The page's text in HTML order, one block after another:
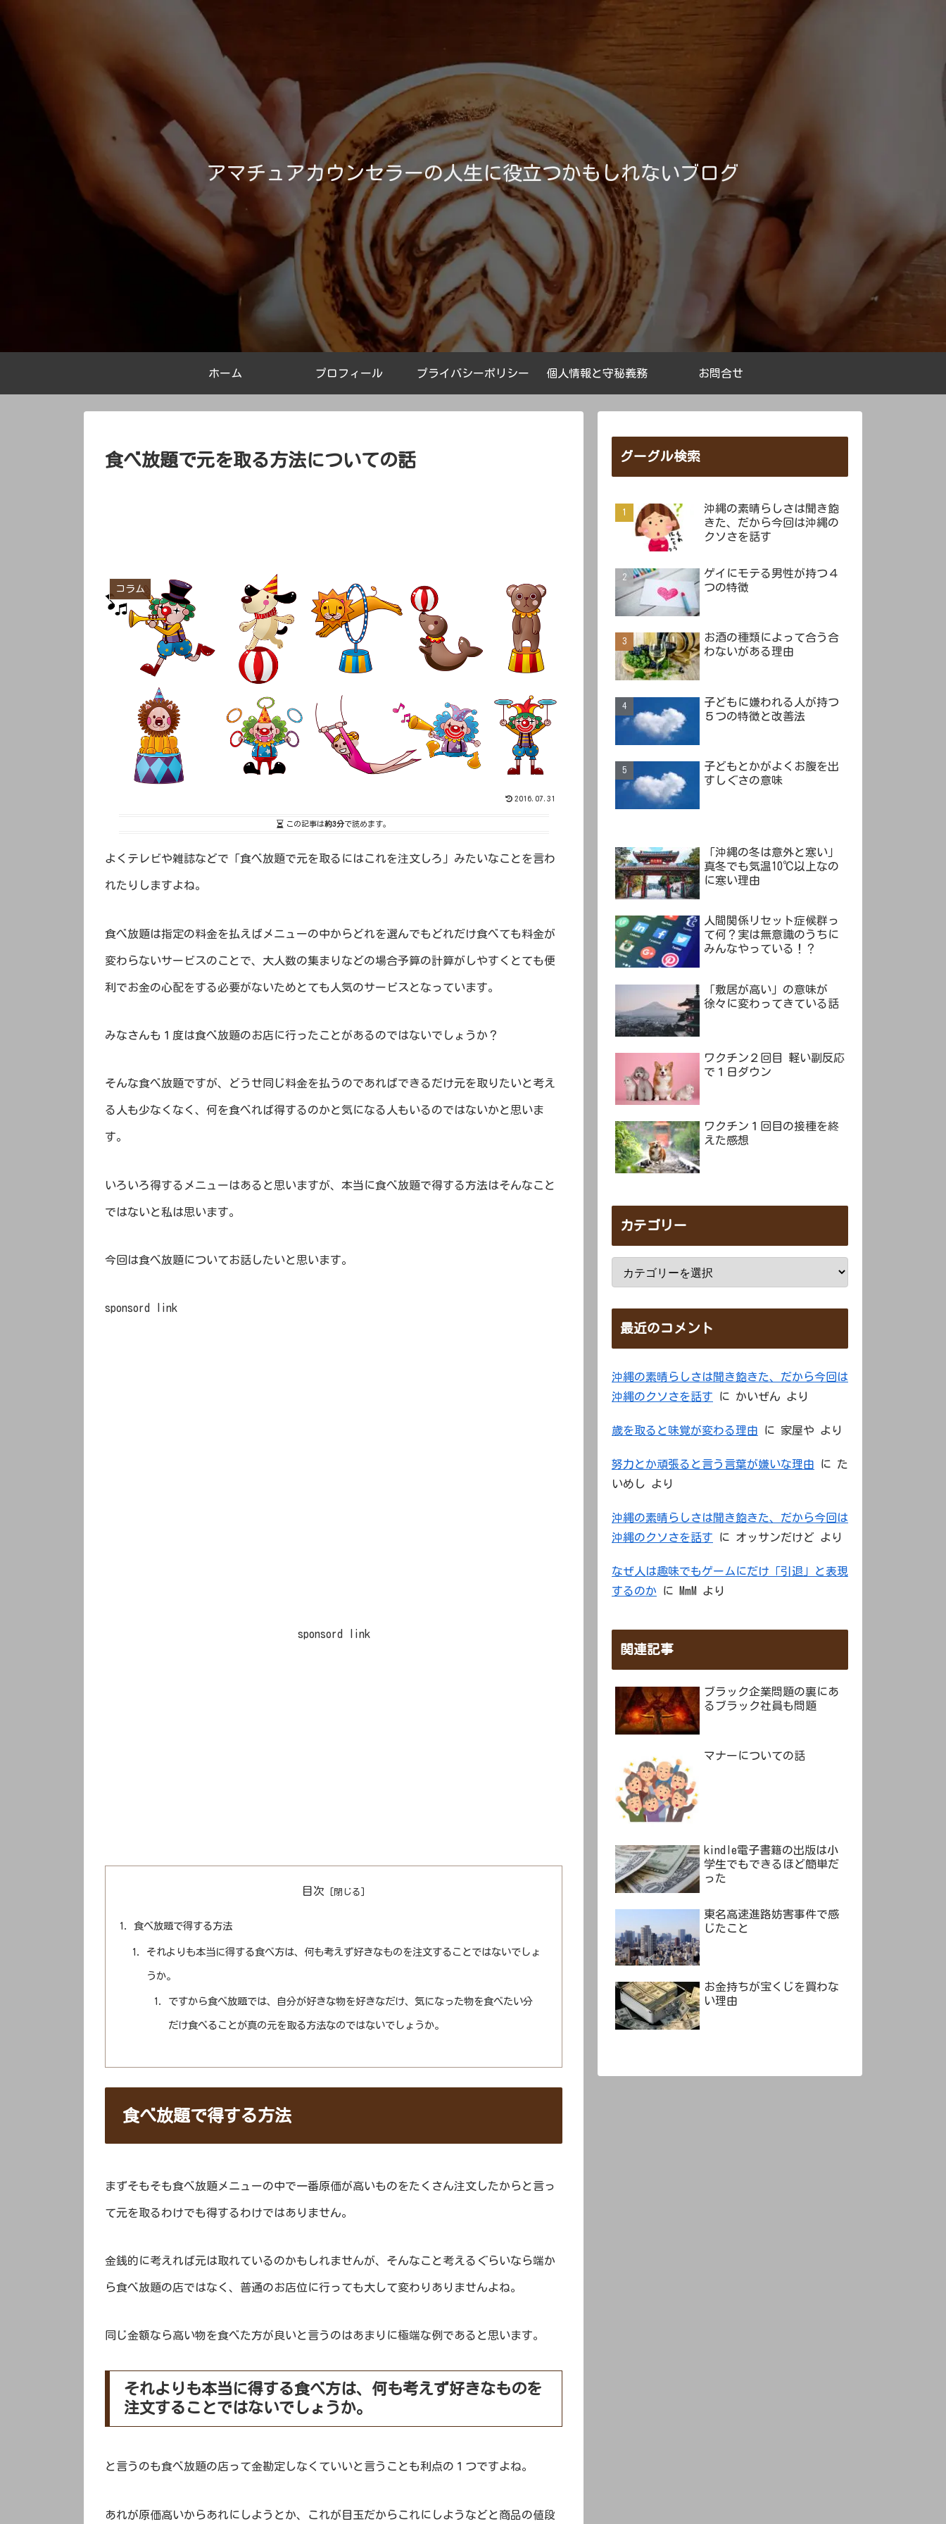
アマチュアカウンセラーの人生に役立つかもしれないブログ
ホーム プロフィール プライバシーポリシー 個人情報と守秘義務 お問合せ
食べ放題で元を取る方法についての話
コラム
2016.07.31
この記事は約3分で読めます。
よくテレビや雑誌などで「食べ放題で元を取るにはこれを注文しろ」みたいなことを言わ
れたりしますよね。
食べ放題は指定の料金を払えばメニューの中からどれを選んでもどれだけ食べても料金が
変わらないサービスのことで、大人数の集まりなどの場合予算の計算がしやすくとても便
利でお金の心配をする必要がないためとても人気のサービスとなっています。
みなさんも１度は食べ放題のお店に行ったことがあるのではないでしょうか？
そんな食べ放題ですが、どうせ同じ料金を払うのであればできるだけ元を取りたいと考え
る人も少なくなく、何を食べれば得するのかと気になる人もいるのではないかと思いま
す。
いろいろ得するメニューはあると思いますが、本当に食べ放題で得する方法はそんなこと
ではないと私は思います。
今回は食べ放題についてお話したいと思います。
sponsord link
sponsord link
目次
食べ放題で得する方法
それよりも本当に得する食べ方は、何も考えず好きなものを注文することではないでしょ
うか。
ですから食べ放題では、自分が好きな物を好きなだけ、気になった物を食べたい分
だけ食べることが真の元を取る方法なのではないでしょうか。
食べ放題で得する方法
まずそもそも食べ放題メニューの中で一番原価が高いものをたくさん注文したからと言っ
て元を取るわけでも得するわけではありません。
金銭的に考えれば元は取れているのかもしれませんが、そんなこと考えるぐらいなら端か
ら食べ放題の店ではなく、普通のお店位に行っても大して変わりありませんよね。
同じ金額なら高い物を食べた方が良いと言うのはあまりに極端な例であると思います。
それよりも本当に得する食べ方は、何も考えず好きなものを
注文することではないでしょうか。
と言うのも食べ放題の店って金勘定しなくていいと言うことも利点の１つですよね。
あれが原価高いからあれにしようとか、これが目玉だからこれにしようなどと商品の値段
グーグル検索
沖縄の素晴らしさは聞き飽
きた、だから今回は沖縄の
クソさを話す
ゲイにモテる男性が持つ４
つの特徴
お酒の種類によって合う合
わないがある理由
子どもに嫌われる人が持つ
５つの特徴と改善法
子どもとかがよくお腹を出
すしぐさの意味
「沖縄の冬は意外と寒い」
真冬でも気温10℃以上なの
に寒い理由
人間関係リセット症候群っ
て何？実は無意識のうちに
みんなやっている！？
「敷居が高い」の意味が
徐々に変わってきている話
ワクチン２回目 軽い副反応
で１日ダウン
ワクチン１回目の接種を終
えた感想
カテゴリー
最近のコメント
沖縄の素晴らしさは聞き飽きた、だから今回は
沖縄のクソさを話す に かいぜん より
歳を取ると味覚が変わる理由 に 家屋や より
努力とか頑張ると言う言葉が嫌いな理由 に た
いめし より
沖縄の素晴らしさは聞き飽きた、だから今回は
沖縄のクソさを話す に オッサンだけど より
なぜ人は趣味でもゲームにだけ「引退」と表現
するのか に MmM より
関連記事
ブラック企業問題の裏にあ
るブラック社員も問題
マナーについての話
kindle電子書籍の出版は小
学生でもできるほど簡単だ
った
東名高速進路妨害事件で感
じたこと
お金持ちが宝くじを買わな
い理由